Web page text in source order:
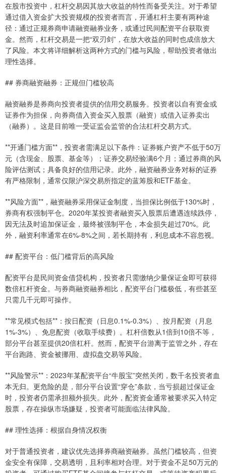
在股市投资中，杠杆交易因其放大收益的特性而备受关注。对于希望
通过借入资金扩大投资规模的投资者而言，开通杠杆主要有两种途
径：通过正规券商申请融资融券业务，或通过民间配资平台获取资
金。然而，杠杆交易是一把“双刃剑”，在放大收益的同时也成倍放大
了风险。本文将详细解析这两种方式的门槛与风险，帮助投资者做出
理性选择。
## 券商融资融券：正规但门槛较高
融资融券是券商向投资者提供的信用交易服务。投资者以自有资金或
证券作为担保，向券商借入资金买入股票（融资）或借入证券卖出
（融券）。这是目前唯一受证监会监管的合法杠杆交易方式。
**开通门槛方面**，投资者需满足以下条件：证券账户资产不低于50万
元（含现金、股票、基金等）；证券交易经验满6个月；通过券商的风
险评估测试；具备良好的信用记录。此外，融资融券业务对标的证券
有严格限制，通常仅限沪深交易所指定的蓝筹股和ETF基金。
**风险方面**，融资融券采用保证金制度，当担保比例低于130%时，
券商有权强制平仓。2020年某投资者融资买入股票后遭遇连续跌停，
因无法及时追加保证金，最终被强制平仓，本金损失超过70%。此
外，融资利率通常在6%-8%之间，若长期持有，利息成本不容忽视。
## 配资平台：低门槛背后的高风险
配资平台是民间资金借贷机构，投资者只需缴纳少量保证金即可获得
数倍杠杆资金。与券商融资融券相比，配资平台门槛极低，有些甚至
只需几千元即可操作。
**常见模式包括**：按日配资（日息0.1%-0.3%）、按月配资（月息
1%-3%）、免息配资（收取手续费）。杠杆倍数从1倍到10倍不等，
部分平台甚至提供20倍杠杆。然而，配资平台游离于监管之外，存在
平台跑路、资金被挪用、虚拟盘交易等风险。
**风险警示**：2023年某配资平台“牛股宝”突然关闭，数千名投资者血
本无归。更危险的是，部分平台设置“穿仓”条款，当亏损超过保证金
时，投资者仍需承担额外损失。此外，配资资金通常被要求买入特定
股票，存在操纵市场嫌疑，投资者可能面临法律风险。
## 理性选择：根据自身情况权衡
对于普通投资者，建议优先选择券商融资融券。虽然门槛较高，但资
金安全有保障，交易透明，且利率相对合理。对于资金不足50万元的